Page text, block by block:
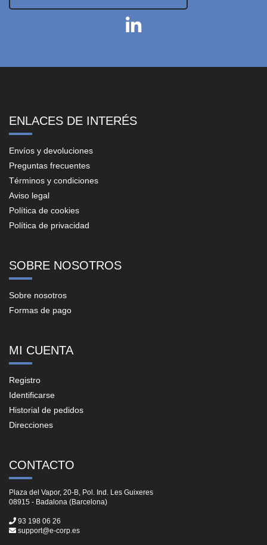
ENLACES DE INTERÉS
Envíos y devoluciones
Preguntas frecuentes
Términos y condiciones
Aviso legal
Política de cookies
Política de privacidad
SOBRE NOSOTROS
Sobre nosotros
Formas de pago
MI CUENTA
Registro
Identificarse
Historial de pedidos
Direcciones
CONTACTO
Plaza del Vapor, 20-B, Pol. Ind. Les Guixeres
08915 - Badalona (Barcelona)
93 198 06 26
support@e-corp.es